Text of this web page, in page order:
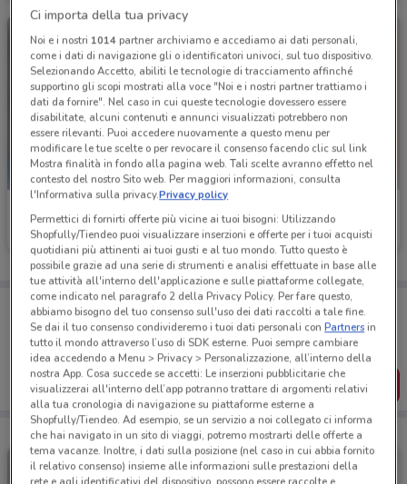
Scade il 31/12 565 m Scade il 31/12 565 m
Porta DoveConviene sempre con te!
Puoi trovare le migliori offerte dei negozi vicino a te,
salvarle e creare la tua lista del risparmio, comodamente
dal tuo cellulare.
SCARICA L’APP
Ci importa della tua privacy
Noi e i nostri 1014partner archiviamo e accediamo ai dati personali,
come i dati di navigazione gli o identificatori univoci, sul tuo dispositivo.
Selezionando Accetto, abiliti le tecnologie di tracciamento affinché
supportino gli scopi mostrati alla voce "Noi e i nostri partner trattiamo i
dati da fornire". Nel caso in cui queste tecnologie dovessero essere
disabilitate, alcuni contenuti e annunci visualizzati potrebbero non
essere rilevanti. Puoi accedere nuovamente a questo menu per
modificare le tue scelte o per revocare il consenso facendo clic sul link
Mostra finalità in fondo alla pagina web. Tali scelte avranno effetto nel
contesto del nostro Sito web. Per maggiori informazioni, consulta
l'Informativa sulla privacy.Privacy policy
Permettici di fornirti offerte più vicine ai tuoi bisogni: Utilizzando
Shopfully/Tiendeo puoi visualizzare inserzioni e offerte per i tuoi acquisti
quotidiani più attinenti ai tuoi gusti e al tuo mondo. Tutto questo è
possibile grazie ad una serie di strumenti e analisi effettuate in base alle
tue attività all'interno dell'applicazione e sulle piattaforme collegate,
come indicato nel paragrafo 2 della Privacy Policy. Per fare questo,
abbiamo bisogno del tuo consenso sull'uso dei dati raccolti a tale fine.
Se dai il tuo consenso condivideremo i tuoi dati personali conPartnersin
tutto il mondo attraverso l’uso di SDK esterne. Puoi sempre cambiare
idea accedendo a Menu > Privacy > Personalizzazione, all’interno della
nostra App. Cosa succede se accetti: Le inserzioni pubblicitarie che
visualizzerai all'interno dell’app potranno trattare di argomenti relativi
alla tua cronologia di navigazione su piattaforme esterne a
Shopfully/Tiendeo. Ad esempio, se un servizio a noi collegato ci informa
che hai navigato in un sito di viaggi, potremo mostrarti delle offerte a
tema vacanze. Inoltre, i dati sulla posizione (nel caso in cui abbia fornito
il relativo consenso) insieme alle informazioni sulle prestazioni della